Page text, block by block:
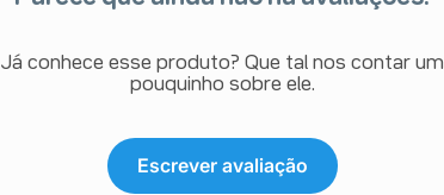
Já conhece esse produto? Que tal nos contar um
pouquinho sobre ele.
Escrever avaliação